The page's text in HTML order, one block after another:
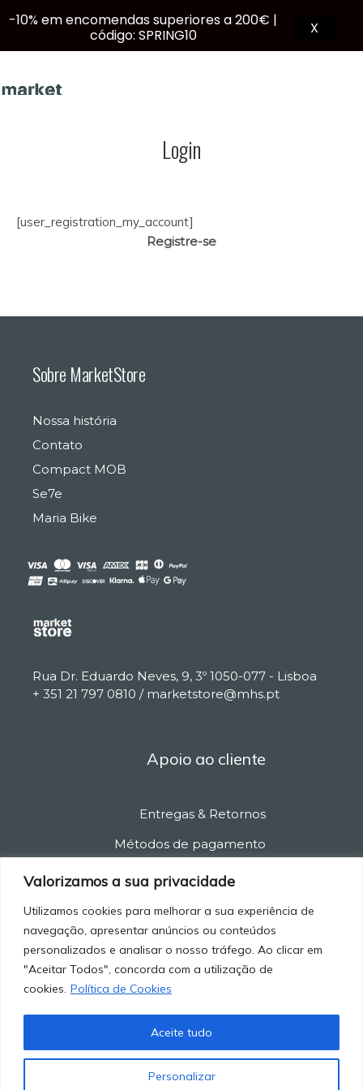
Valorizamos a sua privacidade
Utilizamos cookies para melhorar a sua experiência de
navegação, apresentar anúncios ou conteúdos
personalizados e analisar o nosso tráfego. Ao clicar em
"Aceitar Todos", concorda com a utilização de
cookies. Política de Cookies
Personalizar
Aceite tudo
0.00
European Euro
Login
[user_registration_my_account]
Registre-se
Sobre MarketStore
Nossa história
Contato
Compact MOB
Se7e
Maria Bike
Rua Dr. Eduardo Neves, 9, 3º 1050-077 - Lisboa
+ 351 21 797 0810 / marketstore@mhs.pt
Apoio ao cliente
Entregas & Retornos
Métodos de pagamento
Política de privacidade
Política de cancelamento
Termos e condições
© 2021-2025 Marketstore. All Rights Reserved.
-10% em encomendas superiores a 200€ |
código: SPRING10
X